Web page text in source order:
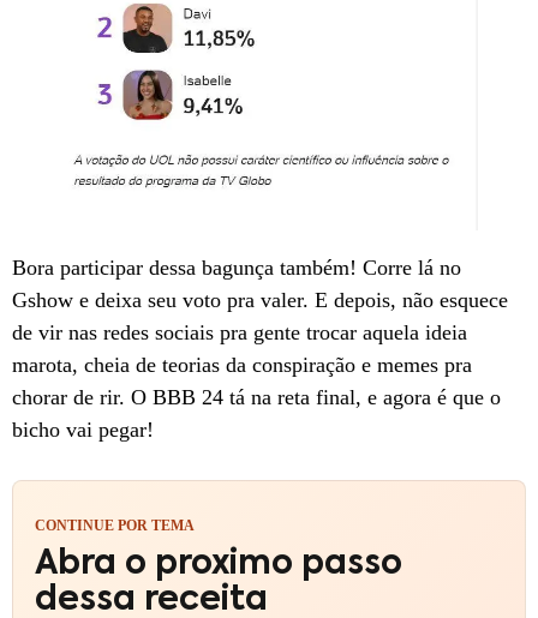
Bora participar dessa bagunça também! Corre lá no
Gshow e deixa seu voto pra valer. E depois, não esquece
de vir nas redes sociais pra gente trocar aquela ideia
marota, cheia de teorias da conspiração e memes pra
chorar de rir. O BBB 24 tá na reta final, e agora é que o
bicho vai pegar!
CONTINUE POR TEMA
Abra o proximo passo
dessa receita